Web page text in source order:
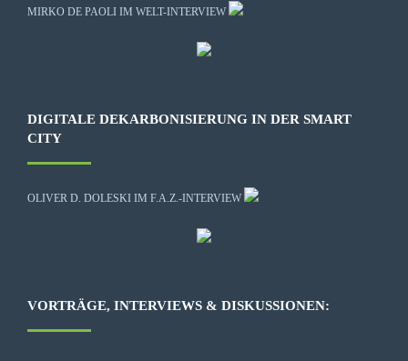
MIRKO DE PAOLI IM WELT-INTERVIEW
DIGITALE DEKARBONISIERUNG IN DER SMART
CITY
OLIVER D. DOLESKI IM F.A.Z.-INTERVIEW
VORTRÄGE, INTERVIEWS & DISKUSSIONEN: